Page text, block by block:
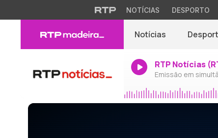
NOTÍCIAS DESPORTO
Notícias
RTP Notícias
Emissão em